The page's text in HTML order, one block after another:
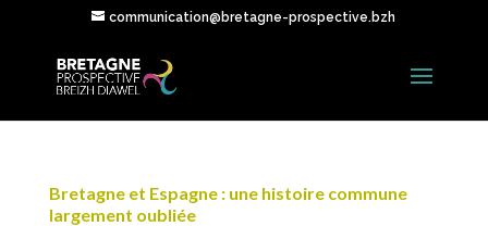
communication@bretagne-prospective.bzh
Bretagne et Espagne : une histoire commune
largement oubliée